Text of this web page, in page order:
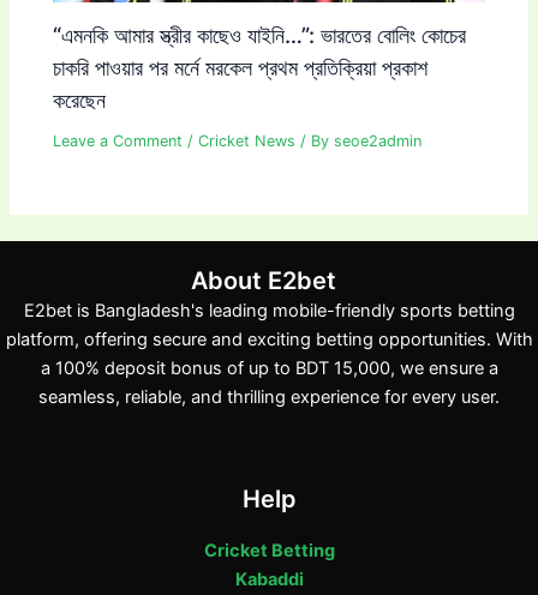
“এমনকি আমার স্ত্রীর কাছেও যাইনি…”: ভারতের বোলিং কোচের
চাকরি পাওয়ার পর মর্নে মরকেল প্রথম প্রতিক্রিয়া প্রকাশ
করেছেন
Leave a Comment /Cricket News / Byseoe2admin
About E2bet
E2bet is Bangladesh's leading mobile-friendly sports betting
platform, offering secure and exciting betting opportunities. With
a 100% deposit bonus of up to BDT 15,000, we ensure a
seamless, reliable, and thrilling experience for every user.
Help
Cricket Betting
Kabaddi